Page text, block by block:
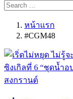
หน้าแรก
#CGM48​